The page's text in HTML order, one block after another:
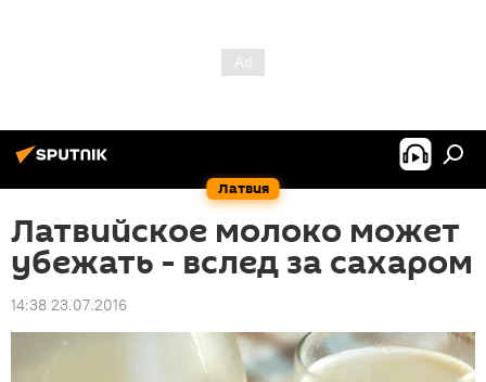
Латвия
Латвийское молоко может
убежать - вслед за сахаром
14:38 23.07.2016